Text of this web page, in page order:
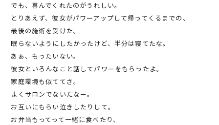
でも、喜んでくれたのがうれしい。
とりあえず、彼女がパワーアップして帰ってくるまでの、
最後の施術を受けた。
眠らないようにしたかったけど、半分は寝てたな。
あぁ、もったいない。
彼女といろんなこと話してパワーをもらったよ。
家庭環境も似ててさ。
よくサロンでないたなー。
お互いにもらい泣きしたりして。
お弁当もってって一緒に食べたり、